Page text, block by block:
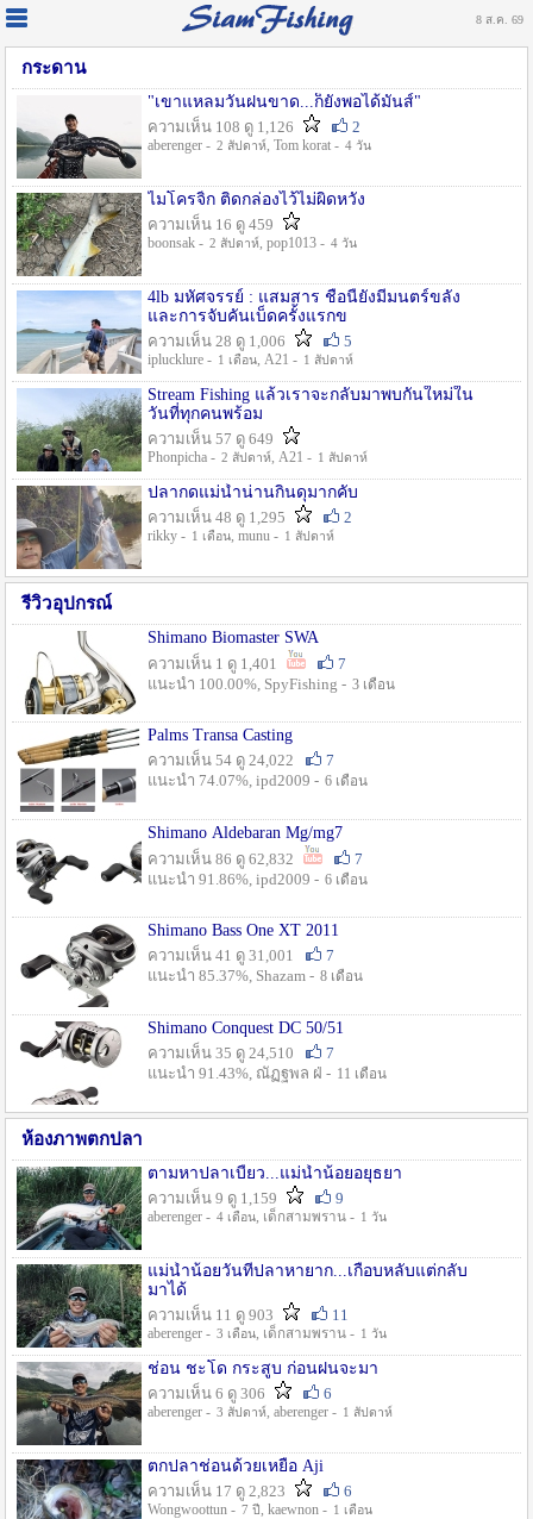
8 ส.ค. 69
กระดาน
"เขาแหลมวันฝนขาด...ก็ยังพอได้มันส์"
ความเห็น 108 ดู 1,126
2
aberenger - 2 สัปดาห์, Tom korat - 4 วัน
ไมโครจิ้ก ติดกล่องไว้ไม่ผิดหวัง
ความเห็น 16 ดู 459
boonsak - 2 สัปดาห์, pop1013 - 4 วัน
4lb มหัศจรรย์ : แสมสาร ชื่อนี้ยังมีมนตร์ขลัง
และการจับคันเบ็ดครั้งแรกข
ความเห็น 28 ดู 1,006
5
iplucklure - 1 เดือน, A21 - 1 สัปดาห์
Stream Fishing แล้วเราจะกลับมาพบกันใหม่ใน
วันที่ทุกคนพร้อม
ความเห็น 57 ดู 649
Phonpicha - 2 สัปดาห์, A21 - 1 สัปดาห์
ปลากดแม่น้ำน่านกินดุมากคับ
ความเห็น 48 ดู 1,295
2
rikky - 1 เดือน, munu - 1 สัปดาห์
รีวิวอุปกรณ์
Shimano Biomaster SWA
ความเห็น 1 ดู 1,401
7
แนะนำ 100.00%, SpyFishing - 3 เดือน
Palms Transa Casting
ความเห็น 54 ดู 24,022
7
แนะนำ 74.07%, ipd2009 - 6 เดือน
Shimano Aldebaran Mg/mg7
ความเห็น 86 ดู 62,832
7
แนะนำ 91.86%, ipd2009 - 6 เดือน
Shimano Bass One XT 2011
ความเห็น 41 ดู 31,001
7
แนะนำ 85.37%, Shazam - 8 เดือน
Shimano Conquest DC 50/51
ความเห็น 35 ดู 24,510
7
แนะนำ 91.43%, ณัฏฐพล ฝ่ - 11 เดือน
ห้องภาพตกปลา
ตามหาปลาเบี้ยว...แม่น้ำน้อยอยุธยา
ความเห็น 9 ดู 1,159
9
aberenger - 4 เดือน, เด็กสามพราน - 1 วัน
แม่น้ำน้อยวันที่ปลาหายาก...เกือบหลับแต่กลับ
มาได้
ความเห็น 11 ดู 903
11
aberenger - 3 เดือน, เด็กสามพราน - 1 วัน
ช่อน ชะโด กระสูบ ก่อนฝนจะมา
ความเห็น 6 ดู 306
6
aberenger - 3 สัปดาห์, aberenger - 1 สัปดาห์
ตกปลาช่อนด้วยเหยื่อ Aji
ความเห็น 17 ดู 2,823
6
Wongwoottun - 7 ปี , kaewnon - 1 เดือน